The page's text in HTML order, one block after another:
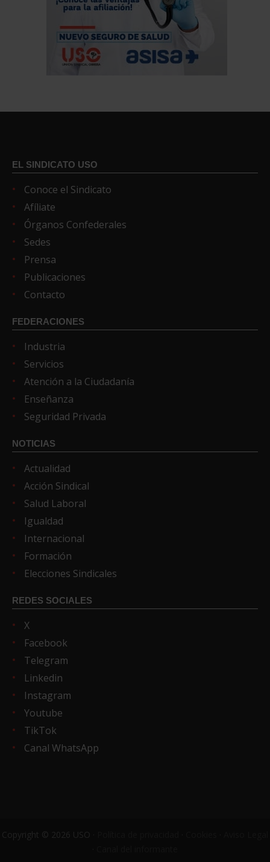
EL SINDICATO USO
Conoce el Sindicato
Afíliate
Órganos Confederales
Sedes
Prensa
Publicaciones
Contacto
FEDERACIONES
Industria
Servicios
Atención a la Ciudadanía
Enseñanza
Seguridad Privada
NOTICIAS
Actualidad
Acción Sindical
Salud Laboral
Igualdad
Internacional
Formación
Elecciones Sindicales
REDES SOCIALES
X
Facebook
Telegram
Linkedin
Instagram
Youtube
TikTok
Canal WhatsApp
Copyright © 2026 USO ·